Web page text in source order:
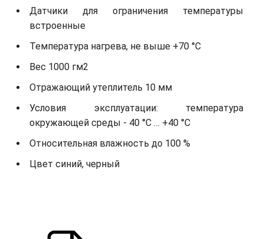
Датчики для ограничения температуры
встроенные
Температура нагрева, не выше +70 °С
Вес 1000 гм2
Отражающий утеплитель 10 мм
Условия эксплуатации: температура
окружающей среды - 40 °С … +40 °С
Относительная влажность до 100 %
Цвет синий, черный